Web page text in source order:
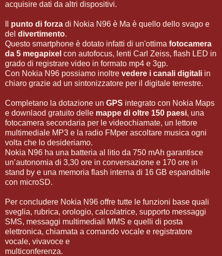
acquisire dati da altri dispositivi.
punto di forza di Nokia N96 è Ma è quello dello svago e
del divertimento.
Questo smartphone è dotato infatti di un'ottima fotocamera
da 5 megapixel con autofocus, lenti Carl Zeiss, flash LED in
grado di registrare video in formato mp4 e 3gp.
Con Nokia N96 possiamo inoltre vedere i canali digitali in
chiaro grazie ad un sintonizzatore per il digitale terrestre.
Completano la dotazione un GPS integrato con Nokia Maps
e downlaod gratuito delle mappe di oltre 150 paesi, una
fotocamera secondaria per le videochiamate, un lettore
multimediale MP3 e la radio FMper ascoltare musica ogni
volta che lo desideriamo.
Nokia N96 ha una batteria al litio da 750 mAh garantisce
un’autonomia di 3,30 ore in conversazione e 170 ore in
stand by e una memoria flash interna di 16 GB espandibile
con microSD.
Per concludere Nokia N96 offre tutte le funzioni base quali
sveglia, rubrica, orologio, calcolatrice, supporto messaggi
SMS, messaggi multimediali MMS e quelli di posta
elettronica, chiamata a comando vocale e registratore
vocale, vivavoce e
multiconferenza.